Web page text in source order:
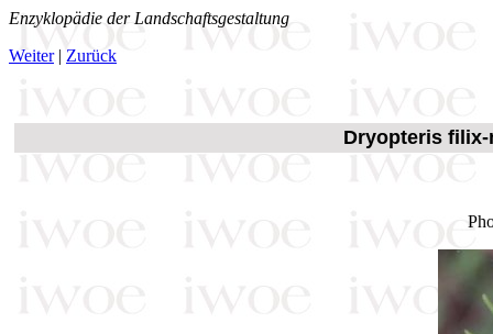
Enzyklopädie der Landschaftsgestaltung
Weiter| Zurück
Dryopteris filix-